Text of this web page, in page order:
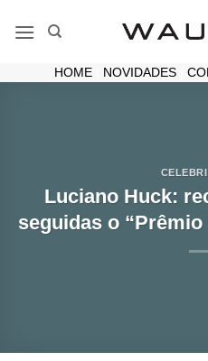
HOME| NOVIDADES|
Luciano Huck:
seguidas o